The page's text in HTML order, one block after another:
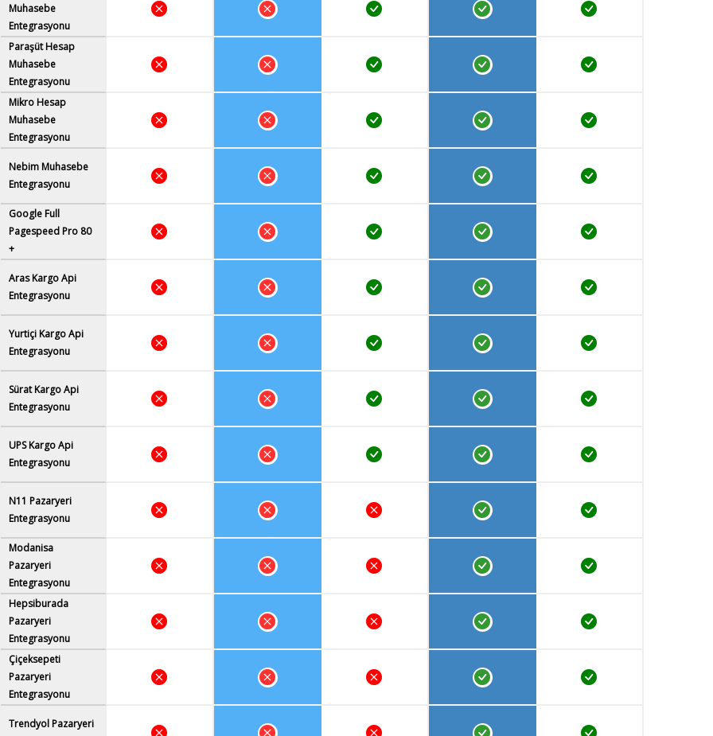
Muhasebe
Entegrasyonu
Paraşüt Hesap
Muhasebe
Entegrasyonu
Mikro Hesap
Muhasebe
Entegrasyonu
Nebim Muhasebe
Entegrasyonu
Google Full
Pagespeed Pro 80
+
Aras Kargo Api
Entegrasyonu
Yurtiçi Kargo Api
Entegrasyonu
Sürat Kargo Api
Entegrasyonu
UPS Kargo Api
Entegrasyonu
N11 Pazaryeri
Entegrasyonu
Modanisa
Pazaryeri
Entegrasyonu
Hepsiburada
Pazaryeri
Entegrasyonu
Çiçeksepeti
Pazaryeri
Entegrasyonu
Trendyol Pazaryeri